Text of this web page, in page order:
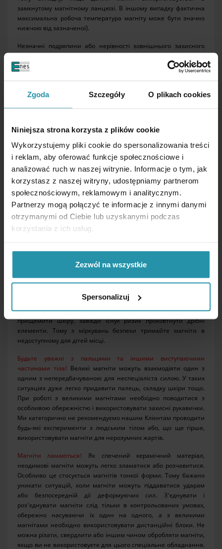
Zgoda Szczegóły O plikach cookies
Niniejsza strona korzysta z plików cookie
Wykorzystujemy pliki cookie do spersonalizowania treści
i reklam, aby oferować funkcje społecznościowe i
analizować ruch w naszej witrynie. Informacje o tym, jak
korzystasz z naszej witryny, udostępniamy partnerom
społecznościowym, reklamowym i analitycznym.
Partnerzy mogą połączyć te informacje z innymi danymi
otrzymanymi od Ciebie lub uzyskanymi podczas
korzystania z ich usług.
Zezwól na wszystkie
Spersonalizuj
замкнутому магнітному ланцюзі. В іншому випадку фактична
максимальна робоча температура магніту може бути значно
нижчою від зазначеної).
Незначні подряпини або нерівності зовнішнього захисного
покриття магніту не вважаються дефектом виробу і не
впливають на його робочі параметри.
Всі магніти, і зокрема неодимові магніти, створюють сильне
магнітне поле, яке може стати причиною різних і важко
передбачуваних інцидентів з неприємними наслідками. У
зв'язку з цим Покупець перед отриманням магнітів повинен
загрозами, а також правилами поводження з магнітами, які
Ми не дозволяємо дітям гратися з магнітами!Незважаючи на
іграшками і не призначені для гри, особливо для маленьких
дітей! Крім ризику розчавити пальці або, в крайньому випадку,
прищемити шкіру, завжди існує ризик проковтнути дрібні
елементи. Тому з міркувань безпеки тримайте магніти в
недоступному для дітей місці.
Будьте уважні з пальцями та іншими виступаючими
частинами тіла! Великі магніти можуть взаємодіяти один з
одним з непередбачуваною для неспеціаліста силою. У таких
ситуаціях дуже легко придавити палець, складку шкіри тощо.
При роботі з великими магнітами необхідно поводитися з
особливою обережністю і використовувати захисні рукавички.
Ми категорично не рекомендуємо нашим Клієнтам проводити
будь-які експерименти з людським тілом або, що ще гірше,
використовувати магніти для нерозумних жартів.
Магніти ламаються!
Як спечений керамічний матеріал,
неодимові магніти можуть легко зламатися або розчавитися.
Особливо це стосується магнітів тонкої форми. Тому бажано
уникати ситуацій, коли магніти можуть піддаватися ударам
або безпосередній дії деформуючих сил. З'єднувати і
роз'єднувати магніти слід тільки в контрольованих умовах,
обережно насуваючи їх один на одного, а з великими
магнітами необхідно використовувати дистанційні блоки. Не
можна різати, свердлити або іншим чином обробляти магніти,
якщо ви не використовуєте для цього спеціальне обладнання.